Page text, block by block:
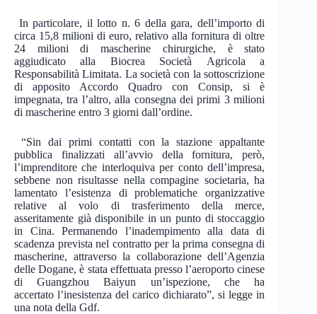
In particolare, il lotto n. 6 della gara, dell’importo di
circa 15,8 milioni di euro, relativo alla fornitura di oltre
24 milioni di mascherine chirurgiche, è stato
aggiudicato alla Biocrea Società Agricola a
Responsabilità Limitata. La società con la sottoscrizione
di apposito Accordo Quadro con Consip, si è
impegnata, tra l’altro, alla consegna dei primi 3 milioni
di mascherine entro 3 giorni dall’ordine.
“Sin dai primi contatti con la stazione appaltante
pubblica finalizzati all’avvio della fornitura, però,
l’imprenditore che interloquiva per conto dell’impresa,
sebbene non risultasse nella compagine societaria, ha
lamentato l’esistenza di problematiche organizzative
relative al volo di trasferimento della merce,
asseritamente già disponibile in un punto di stoccaggio
in Cina. Permanendo l’inadempimento alla data di
scadenza prevista nel contratto per la prima consegna di
mascherine, attraverso la collaborazione dell’Agenzia
delle Dogane, è stata effettuata presso l’aeroporto cinese
di Guangzhou Baiyun un’ispezione, che ha
accertato l’inesistenza del carico dichiarato”, si legge in
una nota della Gdf.